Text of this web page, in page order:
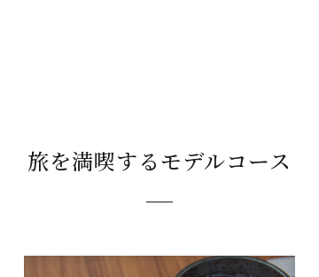
旅を満喫するモデルコース